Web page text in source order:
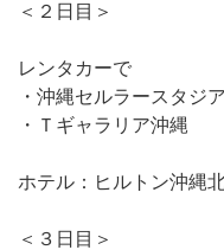
＜２日目＞
レンタカーで
・沖縄セルラースタジ
・Ｔギャラリア沖縄
ホテル：ヒルトン沖縄
＜３日目＞